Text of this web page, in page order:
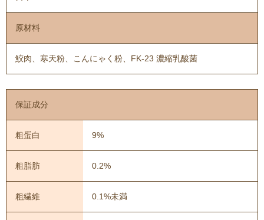
原材料
鮫肉、寒天粉、こんにゃく粉、FK-23 濃縮乳酸菌
保証成分
粗蛋白 9%
粗脂肪 0.2%
粗繊維 0.1%未満